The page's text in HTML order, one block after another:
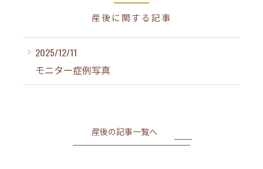
産後に関する記事
2025/12/11
モニター症例写真
産後の記事一覧へ